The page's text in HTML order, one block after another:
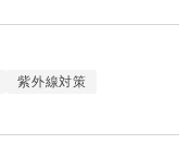
紫外線対策